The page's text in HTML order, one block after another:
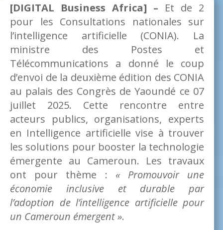
[DIGITAL Business Africa] – Et de 2
pour les Consultations nationales sur
l’intelligence artificielle (CONIA). La
ministre des Postes et
Télécommunications a donné le coup
d’envoi de la deuxième édition des CONIA
au palais des Congrès de Yaoundé ce 07
juillet 2025. Cette rencontre entre
acteurs publics, organisations, experts
en Intelligence artificielle vise à trouver
les solutions pour booster la technologie
émergente au Cameroun. Les travaux
ont pour thème : « Promouvoir une
économie inclusive et durable par
l’adoption de l’intelligence artificielle pour
un Cameroun émergent ».